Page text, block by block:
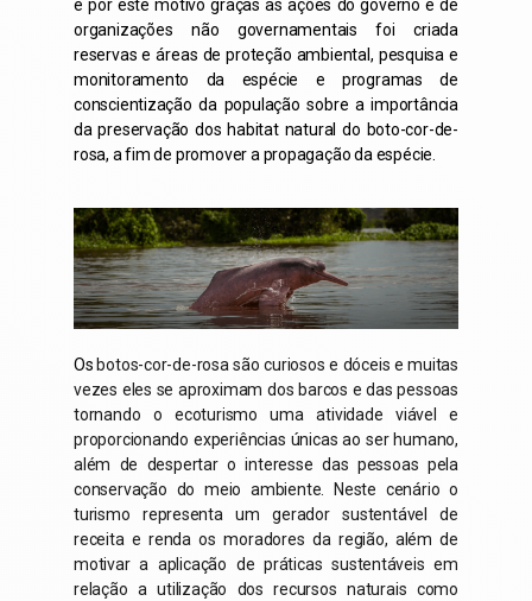
e por este motivo graças as ações do governo e de
organizações não governamentais foi criada
reservas e áreas de proteção ambiental, pesquisa e
monitoramento da espécie e programas de
conscientização da população sobre a importância
da preservação dos habitat natural do boto-cor-de-
rosa, a fim de promover a propagação da espécie.
Os botos-cor-de-rosasão curiosos e dóceis e muitas
vezes eles se aproximam dos barcos e das pessoas
tornando o ecoturismo uma atividade viável e
proporcionando experiências únicas ao ser humano,
além de despertar o interesse das pessoas pela
conservação do meio ambiente. Neste cenário o
turismo representa um gerador sustentável de
receita e renda os moradores da região, além de
motivar a aplicação de práticas sustentáveis em
relação a utilização dos recursos naturais como